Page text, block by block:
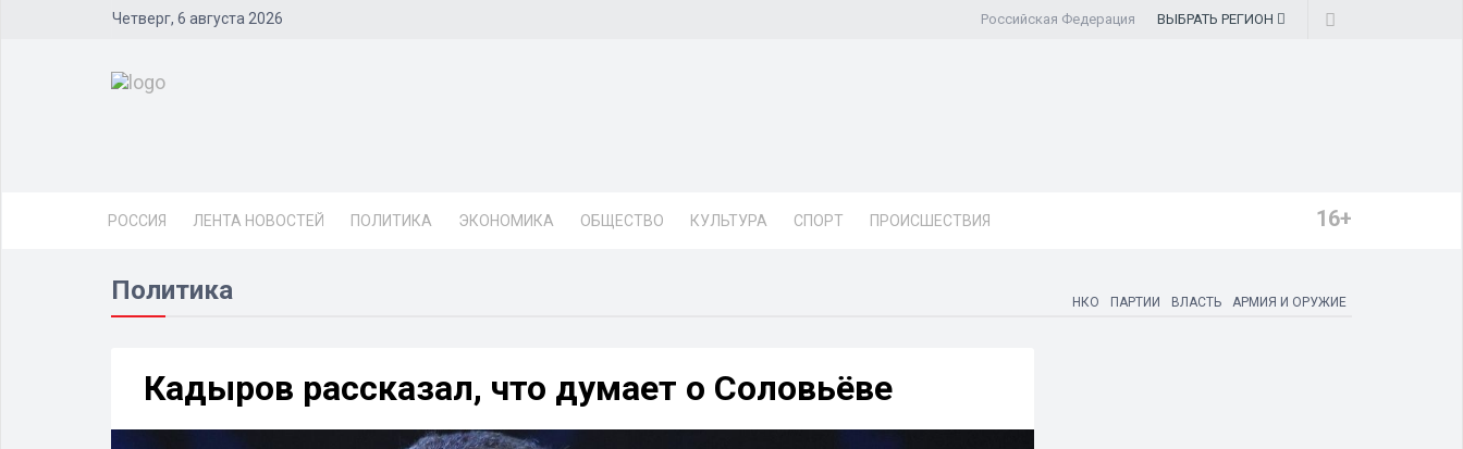
Четверг, 6 августа 2026 Российская Федерация ВЫБРАТЬ РЕГИОН
РОССИЯ ЛЕНТА НОВОСТЕЙ ПОЛИТИКА ЭКОНОМИКА ОБЩЕСТВО КУЛЬТУРА СПОРТ ПРОИСШЕСТВИЯ 16+
Политика НКО ПАРТИИ ВЛАСТЬ АРМИЯ И ОРУЖИЕ
Кадыров рассказал, что думает о Соловьёве